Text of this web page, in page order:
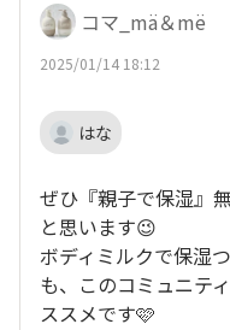
コマ_mä＆më
2025/01/14 18:12
はな
ぜひ『親子で保湿』
と思います😉
ボディミルクで保湿
も、このコミュニテ
ススメです🩷